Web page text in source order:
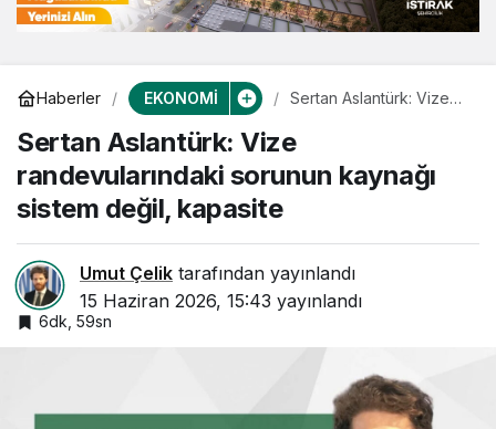
Haberler EKONOMİ
Sertan Aslantürk: Vize
sorunun kaynağı sistem
değil, kapasite
Sertan Aslantürk: Vize
randevularındaki sorunun kaynağı
sistem değil, kapasite
Umut Çelik tarafından yayınlandı
15 Haziran 2026, 15:43 yayınlandı
6dk, 59sn